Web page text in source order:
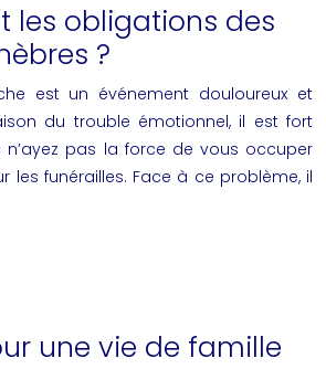
les obligations des
?
est un événement douloureux et
du trouble émotionnel, il est fort
pas la force de vous occuper
les funérailles. Face à ce problème, il
une vie de famille